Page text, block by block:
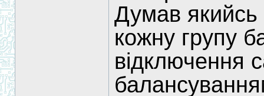
Думав
кожну групу
відключення